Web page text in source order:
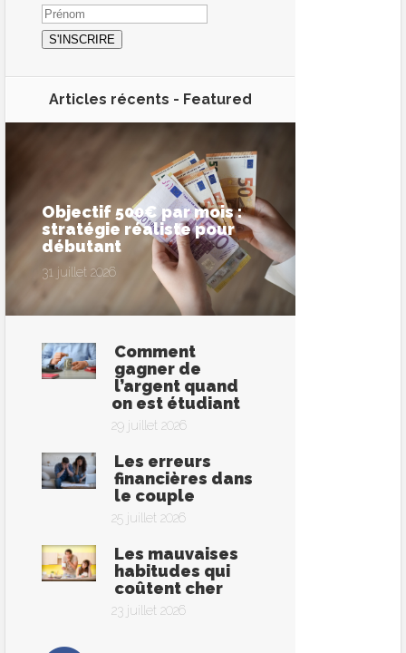
Articles récents - Featured
Objectif 500€ par mois :
stratégie réaliste pour
débutant
31 juillet 2026
Comment
gagner de
l’argent quand
on est étudiant
29 juillet 2026
Les erreurs
financières dans
le couple
25 juillet 2026
Les mauvaises
habitudes qui
coûtent cher
23 juillet 2026